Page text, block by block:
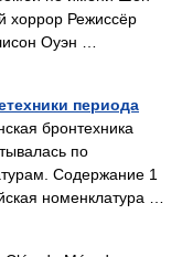
хоррор Режиссёр
Оуэн …
периода
бронтехника
по
Содержание 1
номенклатура …